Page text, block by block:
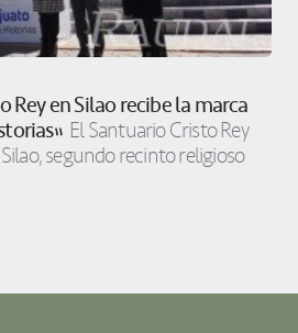
Rey en Silao recibe la marca
El Santuario Cristo Rey
segundo recinto religioso